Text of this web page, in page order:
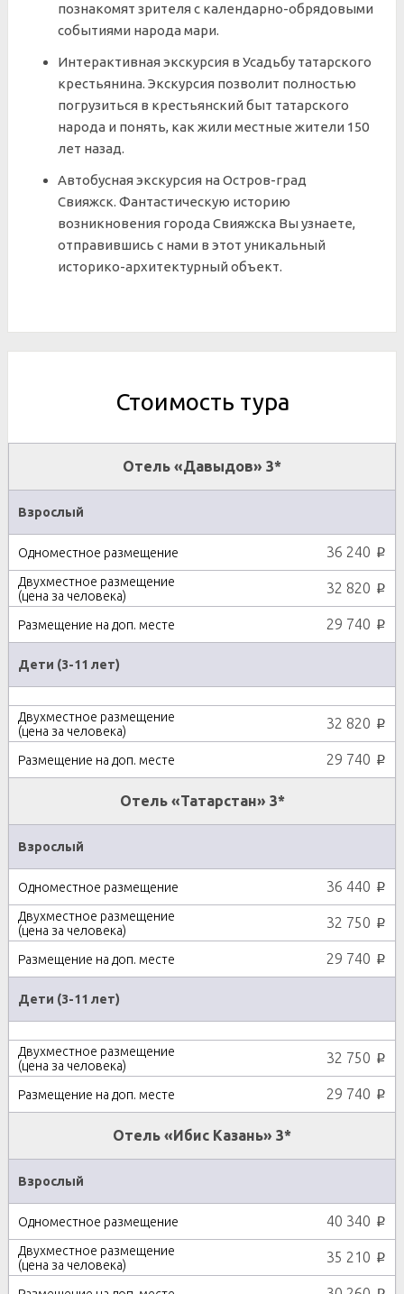
познакомят зрителя с календарно-обрядовыми
событиями народа мари.
Интерактивная экскурсия в Усадьбу татарского
крестьянина. Экскурсия позволит полностью
погрузиться в крестьянский быт татарского
народа и понять, как жили местные жители 150
лет назад.
Автобусная экскурсия на Остров-град
Свияжск. Фантастическую историю
возникновения города Свияжска Вы узнаете,
отправившись с нами в этот уникальный
историко-архитектурный объект.
Стоимость тура
Отель «Давыдов» 3*
Взрослый
36 240 p
32 820 p
29 740 p
Дети (3-11 лет)
32 820 p
29 740 p
Отель «Татарстан» 3*
Взрослый
36 440 p
32 750 p
29 740 p
Дети (3-11 лет)
32 750 p
29 740 p
Отель «Ибис Казань» 3*
Взрослый
40 340 p
35 210 p